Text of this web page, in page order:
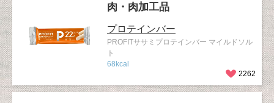
肉・肉加工品
プロテインバー
PROFITササミプロテインバー マイルドソル
ト
68kcal
2262